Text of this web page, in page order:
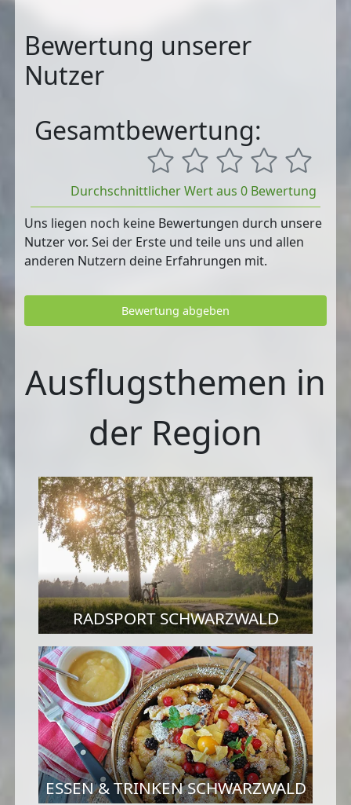
Bewertung unserer
Nutzer
Gesamtbewertung:
Durchschnittlicher Wert aus 0 Bewertung
Uns liegen noch keine Bewertungen durch unsere
Nutzer vor. Sei der Erste und teile uns und allen
anderen Nutzern deine Erfahrungen mit.
Bewertung abgeben
Ausflugsthemen in
der Region
RADSPORT SCHWARZWALD
ESSEN & TRINKEN SCHWARZWALD